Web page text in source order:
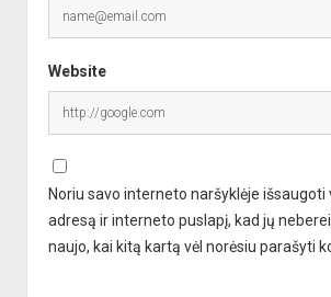
Website
Noriu savo interneto naršyklėje išsaugoti
adresą ir interneto puslapį, kad jų
naujo, kai kitą kartą vėl norėsiu parašyti